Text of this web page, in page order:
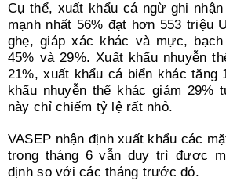
Cụ thể, xuất khẩu cá ngừ ghi
mạnh nhất 56% đạt hơn 553 triệu
ghẹ, giáp xác khác và mực,
45% và 29%. Xuất khẩu nhuyễn
21%, xuất khẩu cá biển khác tăng
khẩu nhuyễn thể khác giảm 29%
này chỉ chiếm tỷ lệ rất nhỏ.
VASEP nhận định xuất khẩu các
trong tháng 6 vẫn duy trì được
định so với các tháng trước đó.